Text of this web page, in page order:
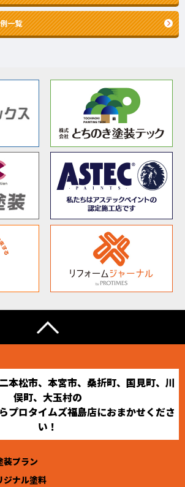
一覧
本松市、本宮市、桑折町、国見町、川
俣町、大玉村の
プロタイムズ福島店におまかせくださ
い！
装プラン
ジナル塗料